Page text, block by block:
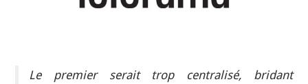
Le premier serait trop centralisé, bridant